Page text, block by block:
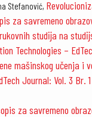
Stefanović,
za savremeno
studĳa na
Technologies –
mašinskog učenja
Journal: Vol. 3
za savremeno